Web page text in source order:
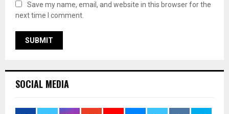
Save my name, email, and website in this browser for the
next time I comment.
SOCIAL MEDIA